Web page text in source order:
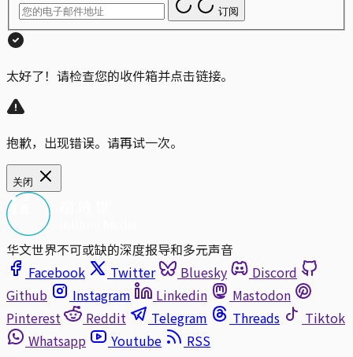
订阅
太好了！请检查您的收件箱并点击链接。
抱歉，出现错误。请再试一次。
关闭
华文世界不可或缺的深度报导和多元声音
Facebook
Twitter Bluesky
Discord
Github
Instagram Linkedin
Mastodon
Pinterest
Reddit Telegram Threads
Tiktok
Whatsapp
Youtube RSS